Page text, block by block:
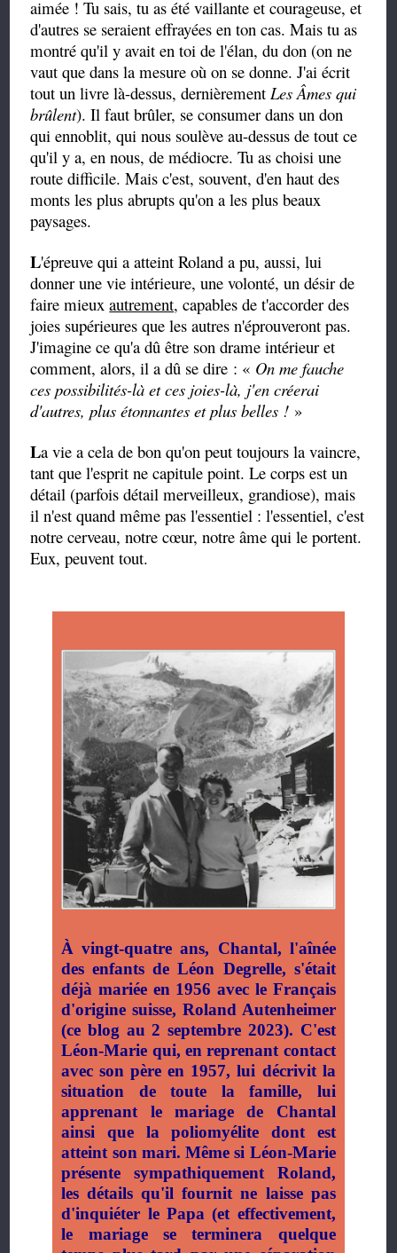
aimée ! Tu sais, tu as été vaillante et courageuse, et
d'autres se seraient effrayées en ton cas. Mais tu as
montré qu'il y avait en toi de l'élan, du don (on ne
vaut que dans la mesure où on se donne. J'ai écrit
tout un livre là-dessus, dernièrement Les Âmes qui
brûlent). Il faut brûler, se consumer dans un don
qui ennoblit, qui nous soulève au-dessus de tout ce
qu'il y a, en nous, de médiocre. Tu as choisi une
route difficile. Mais c'est, souvent, d'en haut des
monts les plus abrupts qu'on a les plus beaux
paysages.
L'épreuve qui a atteint Roland a pu, aussi, lui
donner une vie intérieure, une volonté, un désir de
faire mieuxautrement, capables de t'accorder des
joies supérieures que les autres n'éprouveront pas.
J'imagine ce qu'a dû être son drame intérieur et
comment, alors, il a dû se dire : « On me fauche
ces possibilités-là et ces joies-là, j'en créerai
d'autres, plus étonnantes et plus belles ! »
La vie a cela de bon qu'on peut toujours la vaincre,
tant que l'esprit ne capitule point. Le corps est un
détail (parfois détail merveilleux, grandiose), mais
il n'est quand même pas l'essentiel : l'essentiel, c'est
notre cerveau, notre cœur, notre âme qui le portent.
Eux, peuvent tout.
À vingt-quatre ans, Chantal, l'aînée
des enfants de Léon Degrelle, s'était
déjà mariée en 1956 avec le Français
d'origine suisse, Roland Autenheimer
(ce blog au 2 septembre 2023). C'est
Léon-Marie qui, en reprenant contact
avec son père en 1957, lui décrivit la
situation de toute la famille, lui
apprenant le mariage de Chantal
ainsi que la poliomyélite dont est
atteint son mari. Même si Léon-Marie
présente sympathiquement Roland,
les détails qu'il fournit ne laisse pas
d'inquiéter le Papa (et effectivement,
le mariage se terminera quelque